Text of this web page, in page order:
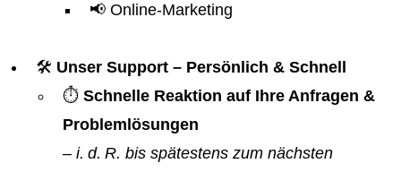
📢 Online-Marketing
🛠️ Unser Support – Persönlich & Schnell
⏱️ Schnelle Reaktion auf Ihre Anfragen &
Problemlösungen
– i. d. R. bis spätestens zum nächsten